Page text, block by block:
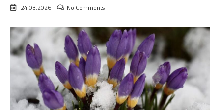
24.03.2026
No Comments